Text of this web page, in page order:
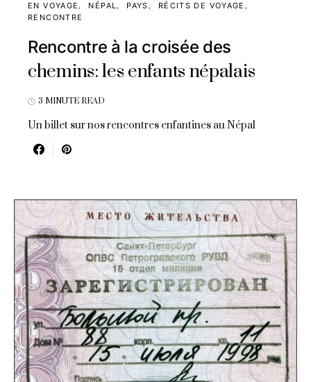
EN VOYAGE NÉPAL PAYS
RÉCITS DE VOYAGE
RENCONTRE
Rencontre à la croisée des
chemins: les enfants népalais
3 MINUTE READ
Un billet sur nos rencontres enfantines au Népal